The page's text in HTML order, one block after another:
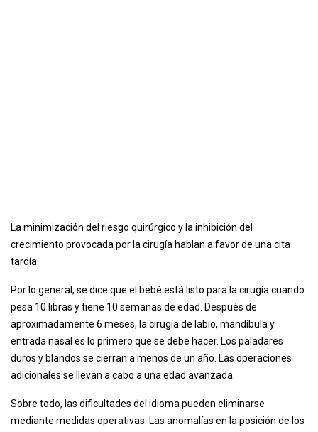
La minimización del riesgo quirúrgico y la inhibición del
crecimiento provocada por la cirugía hablan a favor de una cita
tardía.
Por lo general, se dice que el bebé está listo para la cirugía cuando
pesa 10 libras y tiene 10 semanas de edad. Después de
aproximadamente 6 meses, la cirugía de labio, mandíbula y
entrada nasal es lo primero que se debe hacer. Los paladares
duros y blandos se cierran a menos de un año. Las operaciones
adicionales se llevan a cabo a una edad avanzada.
Sobre todo, las dificultades del idioma pueden eliminarse
mediante medidas operativas. Las anomalías en la posición de los